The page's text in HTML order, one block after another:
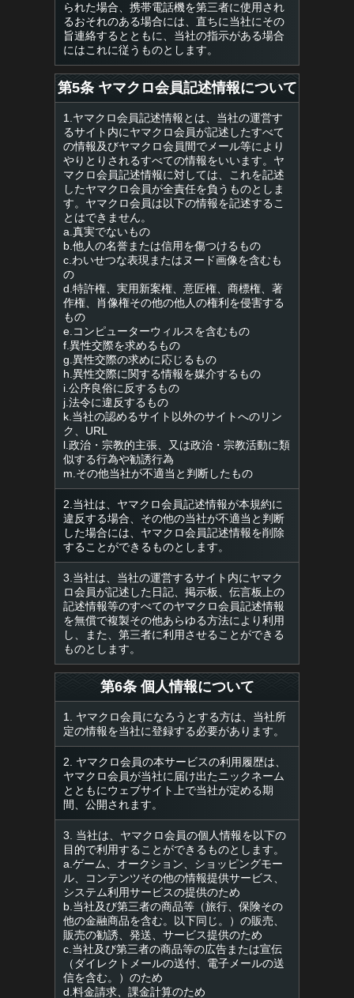
られた場合、携帯電話機を第三者に使用され
るおそれのある場合には、直ちに当社にその
旨連絡するとともに、当社の指示がある場合
にはこれに従うものとします。
第5条 ヤマクロ会員記述情報について
1.ヤマクロ会員記述情報とは、当社の運営す
るサイト内にヤマクロ会員が記述したすべて
の情報及びヤマクロ会員間でメール等により
やりとりされるすべての情報をいいます。ヤ
マクロ会員記述情報に対しては、これを記述
したヤマクロ会員が全責任を負うものとしま
す。ヤマクロ会員は以下の情報を記述するこ
とはできません。
a.真実でないもの
b.他人の名誉または信用を傷つけるもの
c.わいせつな表現またはヌード画像を含むも
の
d.特許権、実用新案権、意匠権、商標権、著
作権、肖像権その他の他人の権利を侵害する
もの
e.コンピューターウィルスを含むもの
f.異性交際を求めるもの
g.異性交際の求めに応じるもの
h.異性交際に関する情報を媒介するもの
i.公序良俗に反するもの
j.法令に違反するもの
k.当社の認めるサイト以外のサイトへのリン
ク、URL
l.政治・宗教的主張、又は政治・宗教活動に類
似する行為や勧誘行為
m.その他当社が不適当と判断したもの
2.当社は、ヤマクロ会員記述情報が本規約に
違反する場合、その他の当社が不適当と判断
した場合には、ヤマクロ会員記述情報を削除
することができるものとします。
3.当社は、当社の運営するサイト内にヤマク
ロ会員が記述した日記、掲示板、伝言板上の
記述情報等のすべてのヤマクロ会員記述情報
を無償で複製その他あらゆる方法により利用
し、また、第三者に利用させることができる
ものとします。
第6条 個人情報について
1. ヤマクロ会員になろうとする方は、当社所
定の情報を当社に登録する必要があります。
2. ヤマクロ会員の本サービスの利用履歴は、
ヤマクロ会員が当社に届け出たニックネーム
とともにウェブサイト上で当社が定める期
間、公開されます。
3. 当社は、ヤマクロ会員の個人情報を以下の
目的で利用することができるものとします。
a.ゲーム、オークション、ショッピングモー
ル、コンテンツその他の情報提供サービス、
システム利用サービスの提供のため
b.当社及び第三者の商品等（旅行、保険その
他の金融商品を含む。以下同じ。）の販売、
販売の勧誘、発送、サービス提供のため
c.当社及び第三者の商品等の広告または宣伝
（ダイレクトメールの送付、電子メールの送
信を含む。）のため
d.料金請求、課金計算のため